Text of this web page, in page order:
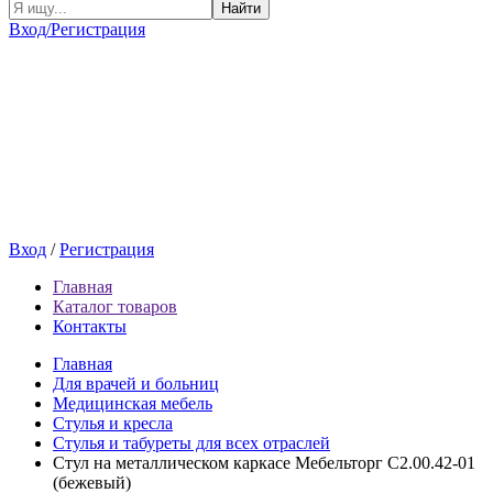
Найти
Вход/Регистрация
Вход /Регистрация
Главная
Каталог товаров
Контакты
Главная
Для врачей и больниц
Медицинская мебель
Cтулья и кресла
Стулья и табуреты для всех отраслей
Стул на металлическом каркасе Мебельторг С2.00.42-01
(бежевый)